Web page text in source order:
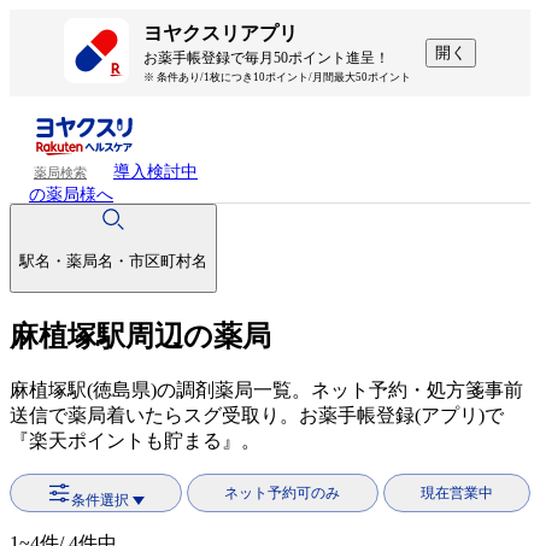
ヨヤクスリアプリ
お薬手帳登録で毎月50ポイント進呈！
※ 条件あり/1枚につき10ポイント/月間最大50ポイント
開く
薬局検索
導入検討中
の薬局様へ
駅名・薬局名・市区町村名
麻植塚駅周辺の薬局
麻植塚駅(徳島県)の調剤薬局一覧。ネット予約・処方箋事前
送信で薬局着いたらスグ受取り。お薬手帳登録(アプリ)で
『楽天ポイントも貯まる』。
条件選択 ネット予約可のみ 現在営業中